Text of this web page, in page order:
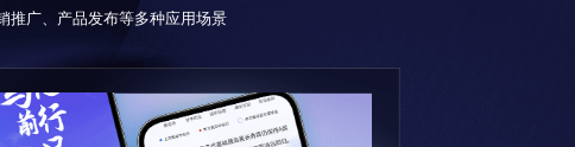
推广、产品发布等多种应用场景